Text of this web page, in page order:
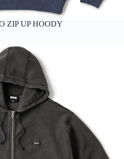
ZIP UP HOODY